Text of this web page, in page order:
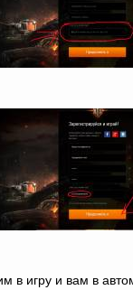
в игру и вам в